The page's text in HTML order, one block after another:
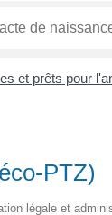
et prêts pour
PTZ)
légale et